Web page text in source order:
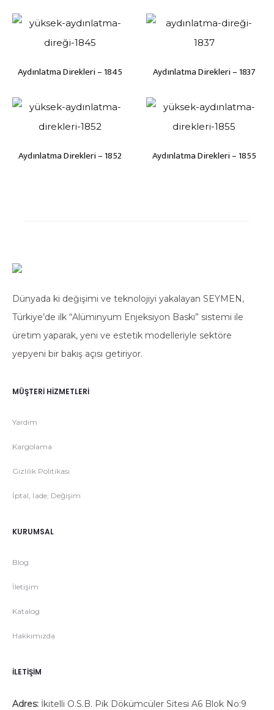
Aydınlatma Direkleri – 1845 Aydınlatma Direkleri – 1837
Aydınlatma Direkleri – 1852 Aydınlatma Direkleri – 1855
Dünyada ki değişimi ve teknolojiyi yakalayan SEYMEN,
Türkiye’de ilk “Alüminyum Enjeksiyon Baskı” sistemi ile
üretim yaparak, yeni ve estetik modelleriyle sektöre
yepyeni bir bakış açısı getiriyor.
MÜŞTERI HIZMETLERI
Yardım
Kargolama
Gizlilik Politikası
İptal, İade, Değişim
KURUMSAL
Blog
İletişim
Katalog
Hakkımızda
İLETIŞIM
Adres: İkitelli O.S.B. Pik Dökümcüler Sitesi A6 Blok No:9